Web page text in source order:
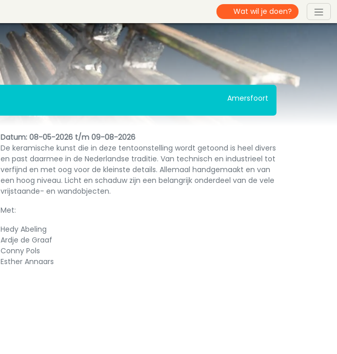
Amersfoort
Datum: 08-05-2026 t/m 09-08-2026
De keramische kunst die in deze tentoonstelling wordt getoond is heel divers
en past daarmee in de Nederlandse traditie. Van technisch en industrieel tot
verfijnd en met oog voor de kleinste details. Allemaal handgemaakt en van
een hoog niveau. Licht en schaduw zijn een belangrijk onderdeel van de vele
vrijstaande- en wandobjecten.
Met:
Hedy Abeling
Ardje de Graaf
Conny Pols
Esther Annaars